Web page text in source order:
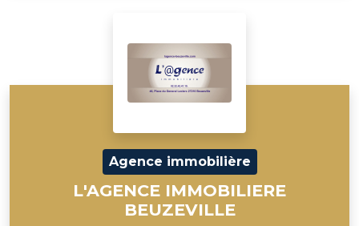
Agence immobilière
L'AGENCE IMMOBILIERE
BEUZEVILLE